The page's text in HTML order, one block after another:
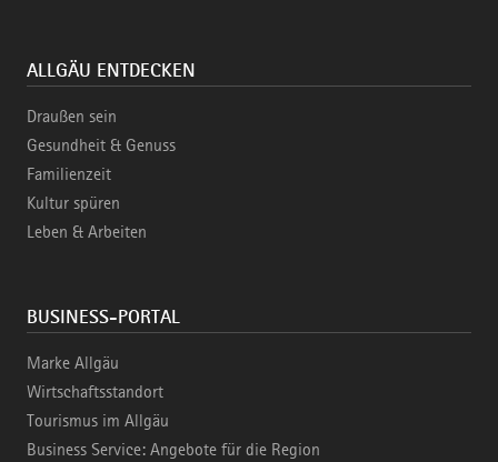
ALLGÄU ENTDECKEN
Draußen sein
Gesundheit & Genuss
Familienzeit
Kultur spüren
Leben & Arbeiten
BUSINESS-PORTAL
Marke Allgäu
Wirtschaftsstandort
Tourismus im Allgäu
Business Service: Angebote für die Region